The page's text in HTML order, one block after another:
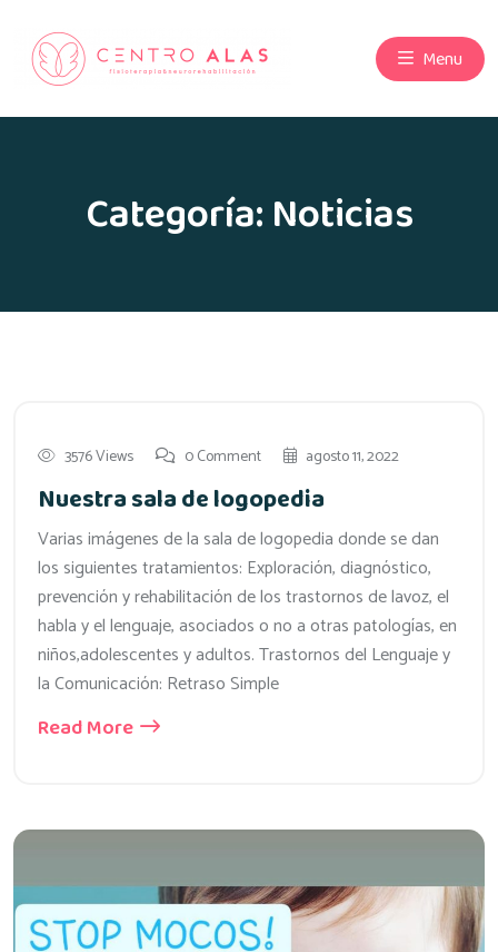
Menu
Categoría:Noticias
3576 Views 0 Comment agosto 11, 2022
Nuestra sala de logopedia
Varias imágenes de la sala de logopedia donde se dan
los siguientes tratamientos: Exploración, diagnóstico,
prevención y rehabilitación de los trastornos de lavoz, el
habla y el lenguaje, asociados o no a otras patologías, en
niños,adolescentes y adultos. Trastornos del Lenguaje y
la Comunicación: Retraso Simple
Read More